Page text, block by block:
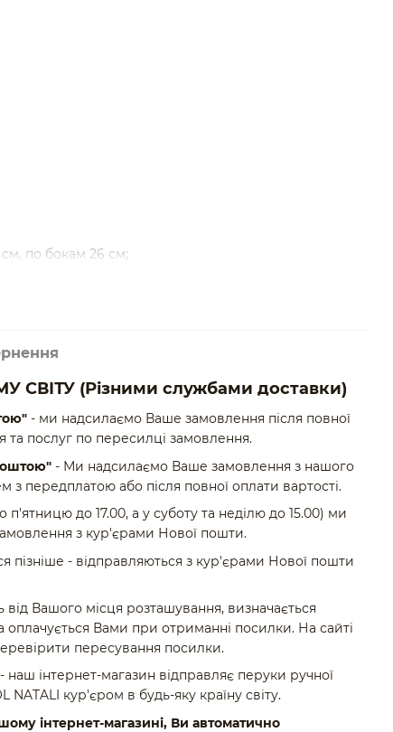
по бокам 26 см;
вироби Ви можете в магазині Korol Natali;
зробити із натурального волосся з іншим
СВІТУ (Різними службами доставки)
- ми надсилаємо Ваше замовлення після повної
та послуг по пересилці замовлення.
- Ми надсилаємо Ваше замовлення з нашого
передплатою або після повної оплати вартості.
п'ятницю до 17.00, а у суботу та неділю до 15.00) ми
з кур'єрами Нової пошти.
пізніше - відправляються з кур'єрами Нової пошти
від Вашого місця розташування, визначається
Вами при отриманні посилки. На сайті
пересування посилки.
- наш інтернет-магазин відправляє перуки ручної
кур'єром в будь-яку країну світу.
інтернет-магазині, Ви автоматично